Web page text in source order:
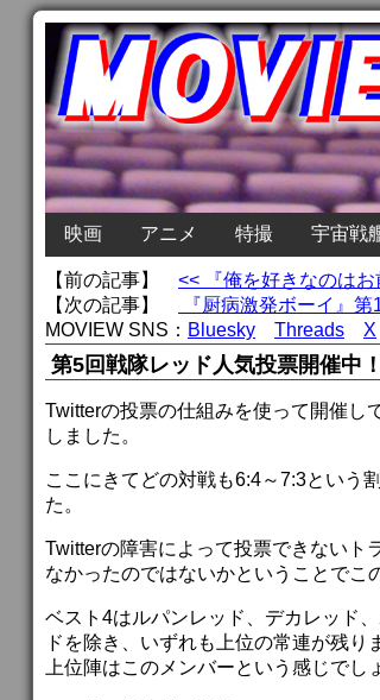
映画 アニメ 特撮 宇宙戦
【前の記事】 << 『俺を好きなのは
【次の記事】
『厨病激発ボーイ』
MOVIEW SNS： Bluesky Threads X
第5回戦隊レッド人気投票開催中
Twitterの投票の仕組みを使って開催し
しました。
ここにきてどの対戦も6:4～7:3という
た。
Twitterの障害によって投票できないト
なかったのではないかということでこ
ベスト4はルパンレッド、デカレッド
ドを除き、いずれも上位の常連が残
上位陣はこのメンバーという感じでし